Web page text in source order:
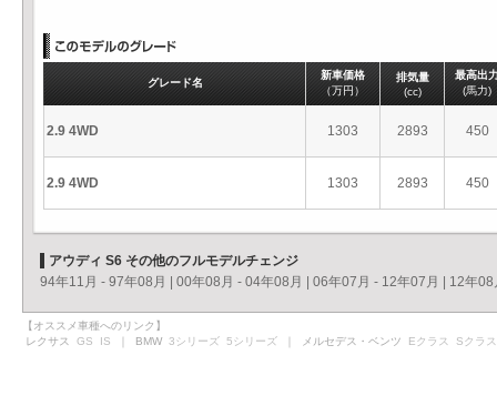
グレード名
新車価格
（万円）
排気量
(cc)
最高出
(馬力)
2.9 4WD 1303 2893 450
2.9 4WD 1303 2893 450
アウディ S6 その他のフルモデルチェンジ
94年11月 - 97年08月
00年08月 - 04年08月 06年07月 - 12年07月 12年08
【オススメ車種へのリンク】
レクサス GS IS ｜ BMW 3シリーズ 5シリーズ ｜ メルセデス・ベンツ Eクラス Sクラス